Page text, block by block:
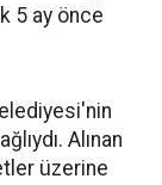
5 ay önce
Alınan
üzerine